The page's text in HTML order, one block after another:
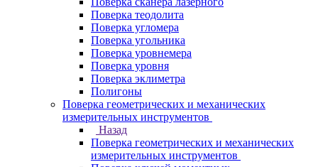
Поверка теодолита
Поверка угломера
Поверка угольника
Поверка уровнемера
Поверка уровня
Поверка эклиметра
Полигоны
Поверка геометрических и механических
измерительных инструментов
Назад
Поверка геометрических и механических
измерительных инструментов